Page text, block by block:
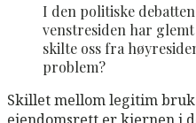
I den politiske
venstresiden har
skilte oss fra
problem?
Skillet mellom legitim